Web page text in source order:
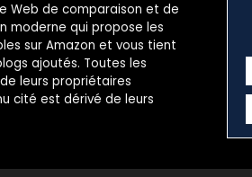
Web de comparaison et de
moderne qui propose les
sur Amazon et vous tient
ajoutés. Toutes les
leurs propriétaires
cité est dérivé de leurs